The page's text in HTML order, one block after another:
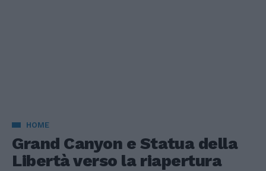
HOME
Grand Canyon e Statua della
Libertà verso la riapertura